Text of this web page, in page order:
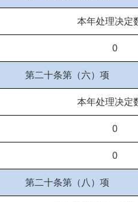
本年处理决定
0
第二十条第（六）项
本年处理决定
0
0
第二十条第（八）项